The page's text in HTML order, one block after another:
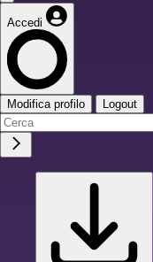
Accedi
Modifica profilo Logout